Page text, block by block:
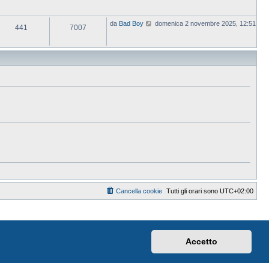
Accetto
441 7007 da Bad Boy
V
u
t
o
a
domenica 2 novembre 2025, 12:51
Tutti gli orari sono UTC+02:00
Cancella cookie